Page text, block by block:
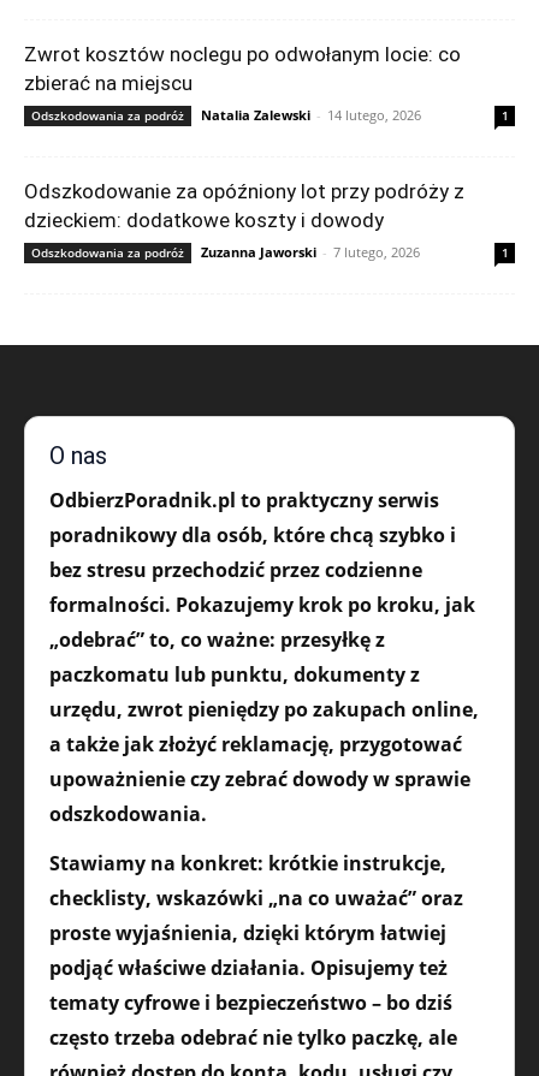
Zwrot kosztów noclegu po odwołanym locie: co
zbierać na miejscu
Odszkodowania za podróż Natalia Zalewski - 14 lutego, 2026 1
Odszkodowanie za opóźniony lot przy podróży z
dzieckiem: dodatkowe koszty i dowody
Odszkodowania za podróż Zuzanna Jaworski - 7 lutego, 2026 1
O nas
OdbierzPoradnik.pl to praktyczny serwis
poradnikowy dla osób, które chcą szybko i
bez stresu przechodzić przez codzienne
formalności. Pokazujemy krok po kroku, jak
„odebrać” to, co ważne: przesyłkę z
paczkomatu lub punktu, dokumenty z
urzędu, zwrot pieniędzy po zakupach online,
a także jak złożyć reklamację, przygotować
upoważnienie czy zebrać dowody w sprawie
odszkodowania.
Stawiamy na konkret: krótkie instrukcje,
checklisty, wskazówki „na co uważać” oraz
proste wyjaśnienia, dzięki którym łatwiej
podjąć właściwe działania. Opisujemy też
tematy cyfrowe i bezpieczeństwo – bo dziś
często trzeba odebrać nie tylko paczkę, ale